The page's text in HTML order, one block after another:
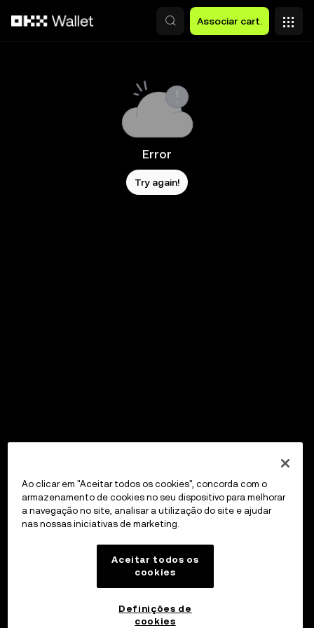
Associar cart.
Error
Try again!
Ao clicar em "Aceitar todos os cookies", concorda com o
armazenamento de cookies no seu dispositivo para melhorar
a navegação no site, analisar a utilização do site e ajudar
nas nossas iniciativas de marketing.
Aceitar todos os
cookies
Definições de
cookies